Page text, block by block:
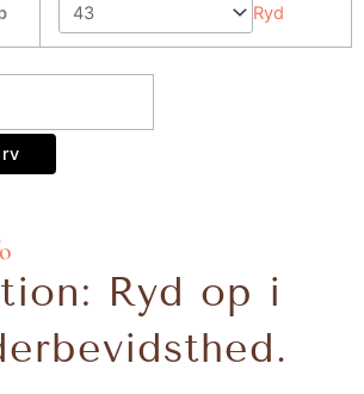
Ryd
Ryd op i